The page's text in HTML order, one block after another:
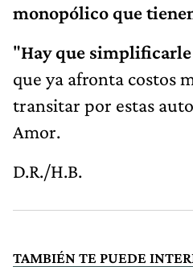
monopólico que
"Hay que
que ya afronta costos
transitar por estas
Amor.
D.R./H.B.
TAMBIÉN TE PUEDE